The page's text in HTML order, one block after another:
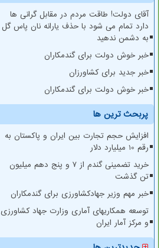
آقای دولت! طاقت مردم در مقابل گرانی ها
دارد تمام می شود با حذف یارانه نان پاس گل
به دشمن ندهید
خبر خوش دولت برای گندمکاران
خبر جدید برای کشاورزان
خبر خوش دولت برای گندمکاران
پربحث ترین ها
افزایش حجم تجارت بین ایران و پاکستان به
رقم 10 میلیارد دلار
خرید تضمینی گندم از ۷ و پنج دهم میلیون
تن گذشت
خبر مهم وزیر جهادکشاورزی برای گندمکاران
توسعه همکاریهای آماری وزارت جهاد کشاورزی
و مرکز آمار ایران